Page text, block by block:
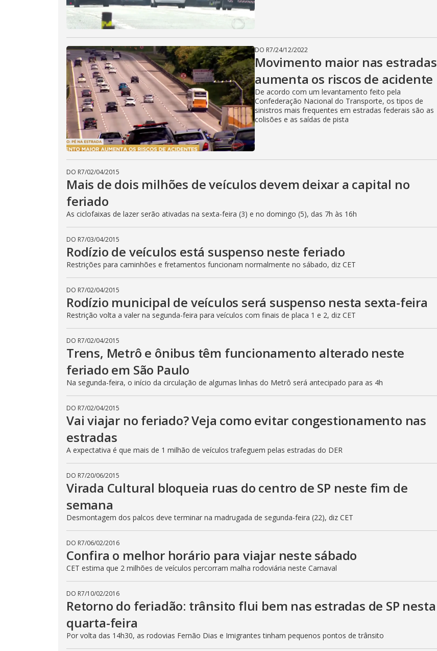
DO R7/24/12/2022
Movimento maior nas estradas
aumenta os riscos de acidente
De acordo com um levantamento feito pela
Confederação Nacional do Transporte, os tipos de
sinistros mais frequentes em estradas federais são as
colisões e as saídas de pista
DO R7/02/04/2015
Mais de dois milhões de veículos devem deixar a capital no
feriado
As ciclofaixas de lazer serão ativadas na sexta-feira (3) e no domingo (5), das 7h às 16h
DO R7/03/04/2015
Rodízio de veículos está suspenso neste feriado
Restrições para caminhões e fretamentos funcionam normalmente no sábado, diz CET
DO R7/02/04/2015
Rodízio municipal de veículos será suspenso nesta sexta-feira
Restrição volta a valer na segunda-feira para veículos com finais de placa 1 e 2, diz CET
DO R7/02/04/2015
Trens, Metrô e ônibus têm funcionamento alterado neste
feriado em São Paulo
Na segunda-feira, o início da circulação de algumas linhas do Metrô será antecipado para as 4h
DO R7/02/04/2015
Vai viajar no feriado? Veja como evitar congestionamento nas
estradas
A expectativa é que mais de 1 milhão de veículos trafeguem pelas estradas do DER
DO R7/20/06/2015
Virada Cultural bloqueia ruas do centro de SP neste fim de
semana
Desmontagem dos palcos deve terminar na madrugada de segunda-feira (22), diz CET
DO R7/06/02/2016
Confira o melhor horário para viajar neste sábado
CET estima que 2 milhões de veículos percorram malha rodoviária neste Carnaval
DO R7/10/02/2016
Retorno do feriadão: trânsito flui bem nas estradas de SP nesta
quarta-feira
Por volta das 14h30, as rodovias Fernão Dias e Imigrantes tinham pequenos pontos de trânsito